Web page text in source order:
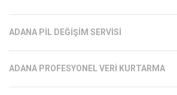
ADANA PIL DEĞIŞIM SERVISI
ADANA PROFESYONEL VERI KURTARMA